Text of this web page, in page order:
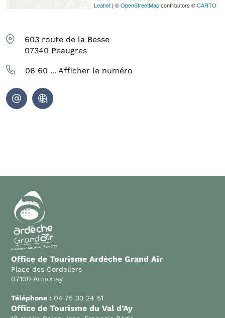
Leaflet | ©OpenStreetMapcontributors ©CARTO
603 route de la Besse
07340 Peaugres
06 60 ... Afficher le numéro
Office de Tourisme Ardèche Grand Air
Place des Cordeliers
07100 Annonay
Téléphone : 04 75 33 24 51
Office de Tourisme du Val d’Ay